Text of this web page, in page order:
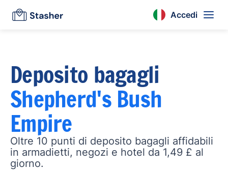
Accedi
Deposito bagagli
Shepherd's Bush
Empire
Oltre 10 punti di deposito bagagli affidabili
in armadietti, negozi e hotel da 1,49 £ al
giorno.